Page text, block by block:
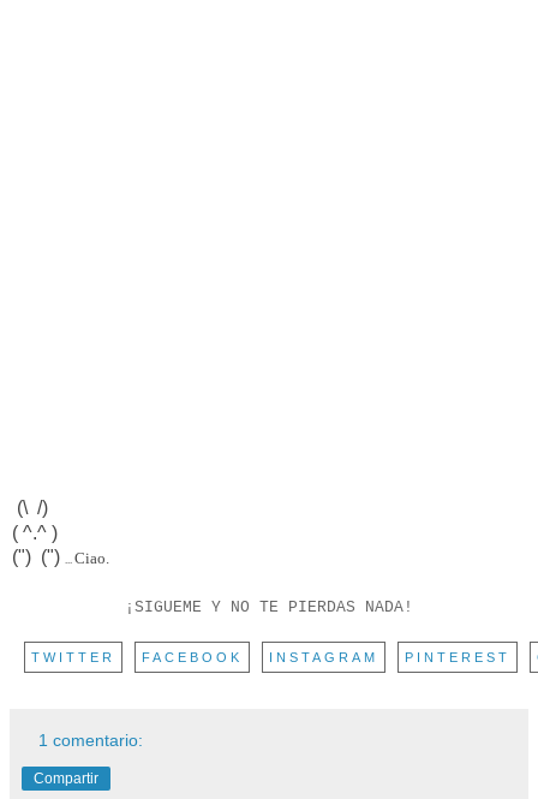
(\ /)
( ^.^ )
(") (")
Ciao.
¡SIGUEME Y NO TE PIERDAS NADA!
TWITTER FACEBOOK INSTAGRAM PINTEREST
1 comentario:
Compartir